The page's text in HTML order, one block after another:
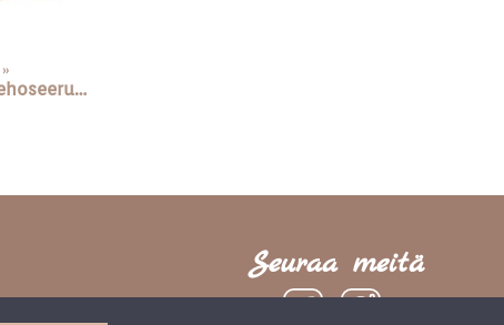
‪»
Lahjasetti tehoseerumit
Seuraa meitä